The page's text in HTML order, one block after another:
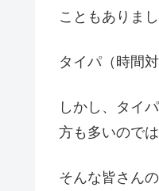
こともありまし
タイパ（時間
しかし、タイ
方も多いので
そんな皆さん